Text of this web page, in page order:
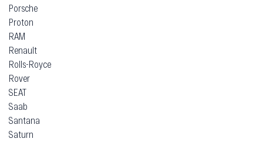
Porsche
Proton
RAM
Renault
Rolls-Royce
Rover
SEAT
Saab
Santana
Saturn